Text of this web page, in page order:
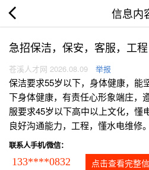
信息内
急招保洁，保安，客服，工程
苍溪人才网 2026.08.09 举报
保洁要求55岁以下，身体健康，能
下身体健康，有责任心形象端庄，
服要求45岁以下高中以上文化，懂
良好沟通能力，工程，懂水电维修。
联系人手机/微信：
133****0832 点击查看完整